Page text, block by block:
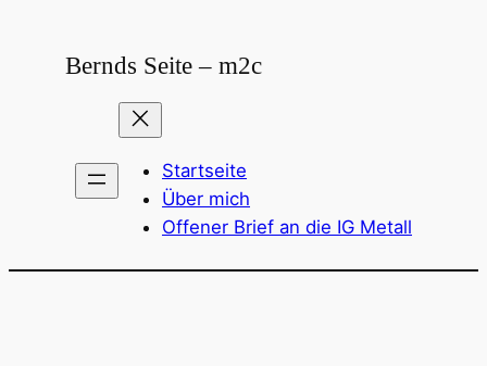
springenBernds Seite – m2c
Startseite
Über mich
Offener Brief an die IG Metall